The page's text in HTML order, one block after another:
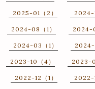
2025-01（2） 2024-
2024-08（1） 2024-
2024-03（1） 2024-
2023-10（4） 2023-
2022-12（1） 2022-